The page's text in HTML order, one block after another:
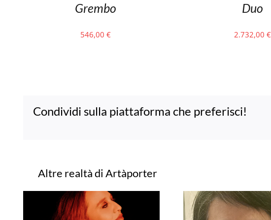
Grembo
546,00 €
Duo
2.732,00€
Condividi sulla piattaforma che preferisci!
Progetti correlati